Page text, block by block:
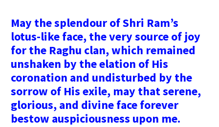
May the splendour of Shri Ram’s
lotus-like face, the very source of joy
for the Raghu clan, which remained
unshaken by the elation of His
coronation and undisturbed by the
sorrow of His exile, may that serene,
glorious, and divine face forever
bestow auspiciousness upon me.